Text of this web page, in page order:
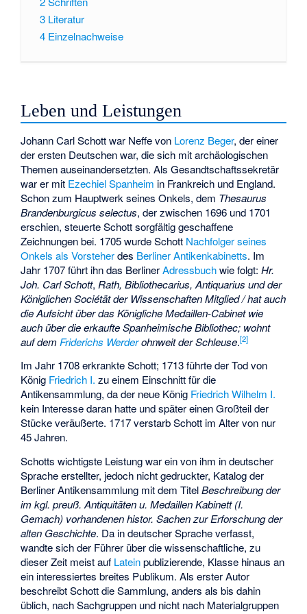
3 Literatur
4 Einzelnachweise
Leben und Leistungen
Johann Carl Schott war Neffe von Lorenz Beger, der einer
der ersten Deutschen war, die sich mit archäologischen
Themen auseinandersetzten. Als Gesandtschaftssekretär
war er mit Ezechiel Spanheim in Frankreich und England.
Schon zum Hauptwerk seines Onkels, dem Thesaurus
Brandenburgicus selectus, der zwischen 1696 und 1701
erschien, steuerte Schott sorgfältig geschaffene
Zeichnungen bei. 1705 wurde Schott Nachfolger seines
Onkels als Vorsteherdes Berliner Antikenkabinetts. Im
Jahr 1707 führt ihn das BerlinerAdressbuchwie folgt:Hr.
Joh. Carl Schott, Rath, Bibliothecarius, Antiquarius und der
Königlichen Sociétät der Wissenschaften Mitglied / hat auch
die Aufsicht über das Königliche Medaillen-Cabinet wie
auch über die erkaufte Spanheimische Bibliothec; wohnt
auf dem Friderichs Werderohnweit der Schleuse.[2]
Im Jahr 1708 erkrankte Schott; 1713 führte der Tod von
König Friedrich I. zu einem Einschnitt für die
Antikensammlung, da der neue König Friedrich Wilhelm I.
kein Interesse daran hatte und später einen Großteil der
Stücke veräußerte. 1717 verstarb Schott im Alter von nur
45 Jahren.
Schotts wichtigste Leistung war ein von ihm in deutscher
Sprache erstellter, jedoch nicht gedruckter, Katalog der
Berliner Antikensammlung mit dem TitelBeschreibung der
im kgl. preuß. Antiquitäten u. Medaillen Kabinett (I.
Gemach) vorhandenen histor. Sachen zur Erforschung der
alten Geschichte. Da in deutscher Sprache verfasst,
wandte sich der Führer über die wissenschaftliche, zu
dieser Zeit meist auf Lateinpublizierende, Klasse hinaus an
ein interessiertes breites Publikum. Als erster Autor
beschreibt Schott die Sammlung, anders als bis dahin
üblich, nach Sachgruppen und nicht nach Materialgruppen